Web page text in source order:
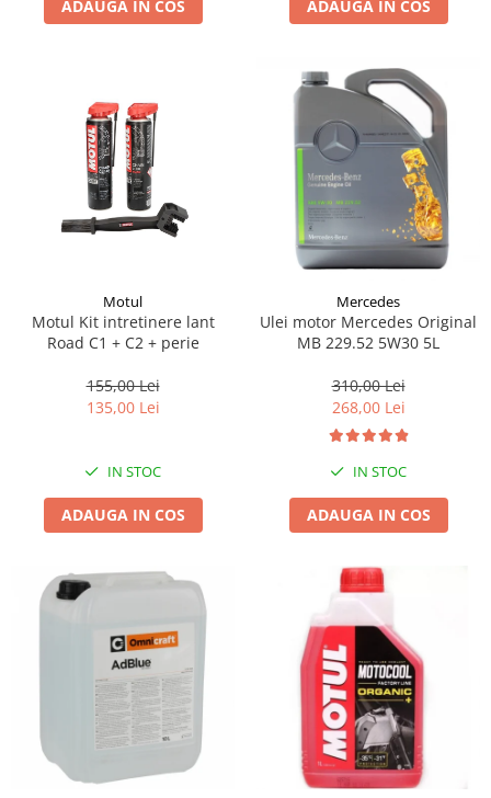
Lichid de frana
Filtru combustibil
Buson golire ulei
Filtru ulei moto
Filtru aer moto
Intretinere si curatare filtre moto
Curatare moto
Covor moto
Suporti si placi prindere
ADAUGA IN COS ADAUGA IN COS
Motul
Motul Kit intretinere lant
Road C1 + C2 + perie
155,00 Lei
135,00 Lei
IN STOC
ADAUGA IN COS
Mercedes
Ulei motor Mercedes Original
MB 229.52 5W30 5L
310,00 Lei
268,00 Lei
IN STOC
ADAUGA IN COS